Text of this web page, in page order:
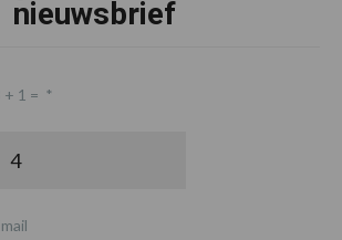
nieuwsbrief
+ 1 = *